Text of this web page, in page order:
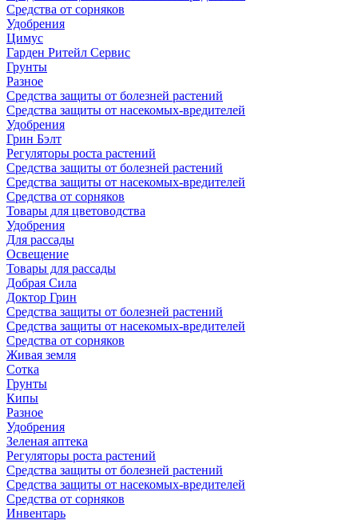
Средства от сорняков
Удобрения
Цимус
Гарден Ритейл Сервис
Грунты
Разное
Средства защиты от болезней растений
Средства защиты от насекомых-вредителей
Удобрения
Грин Бэлт
Регуляторы роста растений
Средства защиты от болезней растений
Средства защиты от насекомых-вредителей
Средства от сорняков
Товары для цветоводства
Удобрения
Для рассады
Освещение
Товары для рассады
Добрая Сила
Доктор Грин
Средства защиты от болезней растений
Средства защиты от насекомых-вредителей
Средства от сорняков
Живая земля
Сотка
Грунты
Кипы
Разное
Удобрения
Зеленая аптека
Регуляторы роста растений
Средства защиты от болезней растений
Средства защиты от насекомых-вредителей
Средства от сорняков
Инвентарь